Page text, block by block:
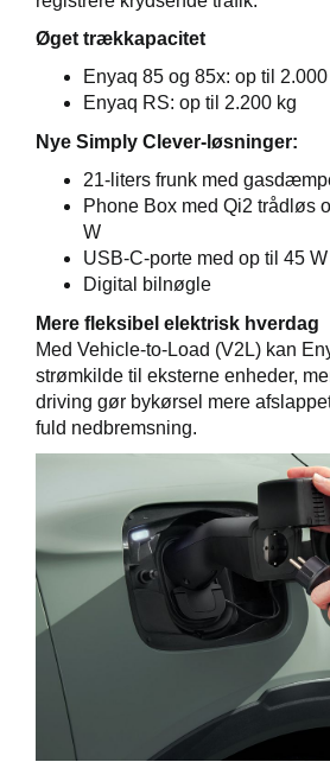
Øget trækkapacitet
Enyaq 85 og 85x: op til
Enyaq RS: op til 2.200 kg
Nye Simply Clever-løsninger:
21-liters frunk med
Phone Box med Qi2 trådløs
W
USB-C-porte med op til 45 W
Digital bilnøgle
Mere fleksibel elektrisk hverdag
Med Vehicle-to-Load (V2L) kan
strømkilde til eksterne enheder,
driving gør bykørsel mere
fuld nedbremsning.